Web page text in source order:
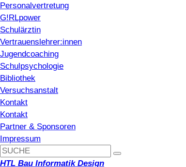
Personalvertretung
G!RLpower
Schulärztin
Vertrauenslehrer:innen
Jugendcoaching
Schulpsychologie
Bibliothek
Versuchsanstalt
Kontakt
Kontakt
Partner & Sponsoren
Impressum
HTL Bau Informatik Design